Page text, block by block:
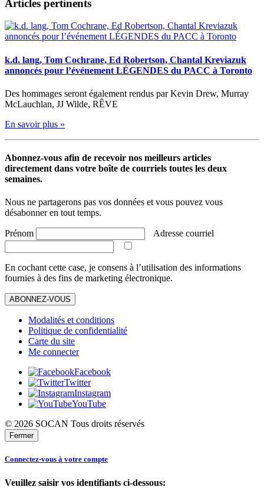
Articles pertinents
k.d. lang, Tom Cochrane, Ed Robertson, Chantal Kreviazuk
annoncés pour l’événement LÉGENDES du PACC à Toronto
Des hommages seront également rendus par Kevin Drew, Murray
McLauchlan, JJ Wilde, RÊVE
En savoir plus »
Abonnez-vous afin de recevoir nos meilleurs articles
directement dans votre boîte de courriels toutes les deux
semaines.
Nous ne partagerons pas vos données et vous pouvez vous
désabonner en tout temps.
Prénom Adresse courriel
En cochant cette case, je consens à l’utilisation des informations
fournies à des fins de marketing électronique.
ABONNEZ-VOUS
Modalités et conditions
Politique de confidentialité
Carte du site
Me connecter
Facebook
Twitter
Instagram
YouTube
© 2026 SOCAN Tous droits réservés
Fermer
Connectez-vous à votre compte
Veuillez saisir vos identifiants ci-dessous: